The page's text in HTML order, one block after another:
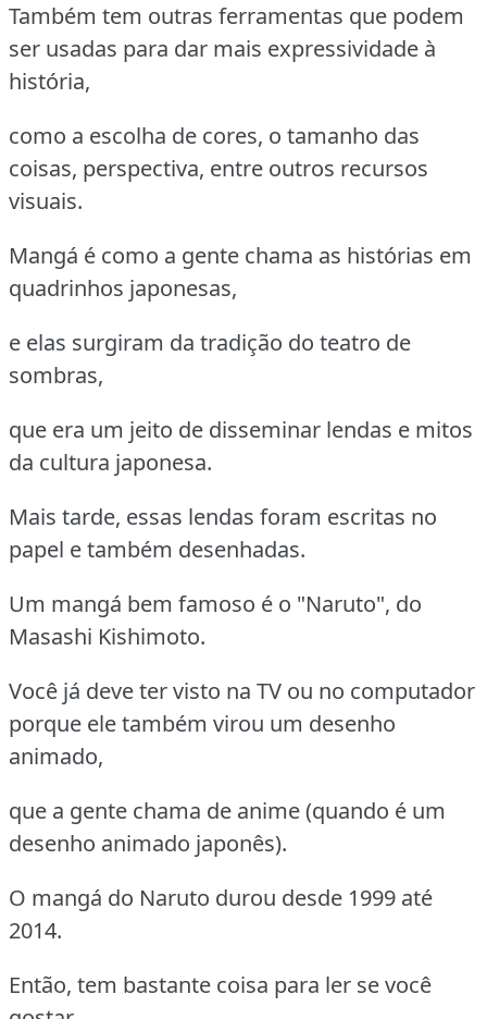
Também tem outras ferramentas que podem
ser usadas para dar mais expressividade à
história,
como a escolha de cores, o tamanho das
coisas, perspectiva, entre outros recursos
visuais.
Mangá é como a gente chama as histórias em
quadrinhos japonesas,
e elas surgiram da tradição do teatro de
sombras,
que era um jeito de disseminar lendas e mitos
da cultura japonesa.
Mais tarde, essas lendas foram escritas no
papel e também desenhadas.
Um mangá bem famoso é o "Naruto", do
Masashi Kishimoto.
Você já deve ter visto na TV ou no computador
porque ele também virou um desenho
animado,
que a gente chama de anime (quando é um
desenho animado japonês).
O mangá do Naruto durou desde 1999 até
2014.
Então, tem bastante coisa para ler se você